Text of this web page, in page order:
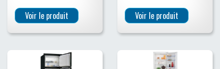
Voir le produit
Voir le produit